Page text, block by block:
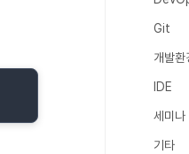
Git
개발환
IDE
세미나
기타